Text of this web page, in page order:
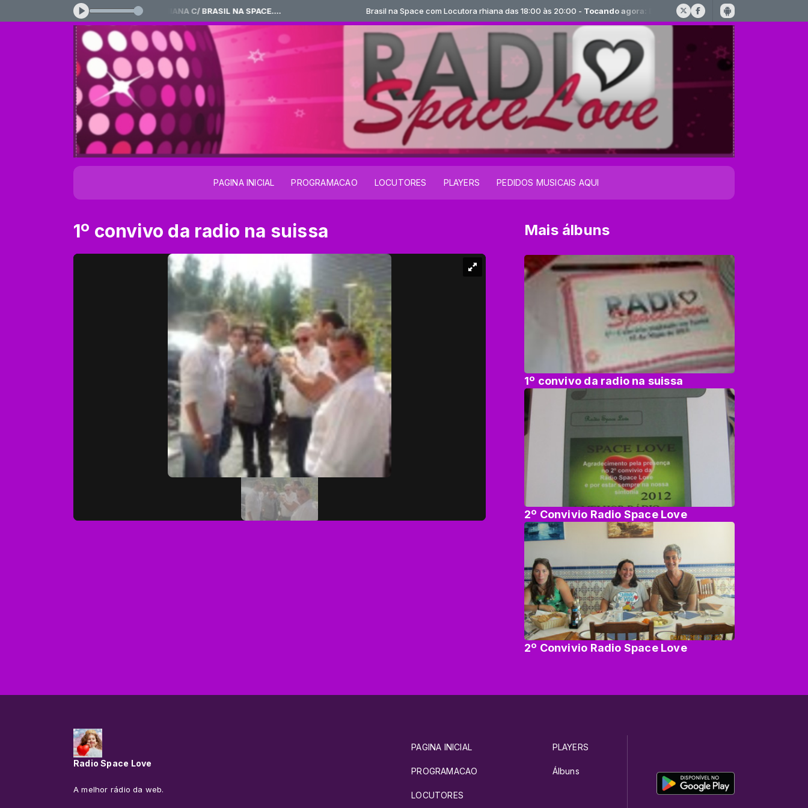
Tocando agora: DJ_RHIANA C/ BRASIL NA SPACE.... Brasil na Space com Locutora rhiana das 18:00 às 20:00 - Tocando agora: DJ_RHIANA C/ BRASIL NA SPACE....
PAGINA INICIAL PROGRAMACAO LOCUTORES PLAYERS PEDIDOS MUSICAIS AQUI
1º convivo da radio na suissa Mais álbuns
1º convivo da radio na suissa
2º Convivio Radio Space Love
2º Convivio Radio Space Love
Radio Space Love
A melhor rádio da web.
PAGINA INICIAL
PROGRAMACAO
LOCUTORES
PLAYERS
Álbuns